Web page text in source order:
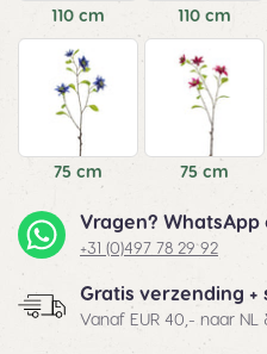
110 cm 110 cm
75 cm 75 cm
Vragen? WhatsApp
+31 (0)497 78 29 92
Gratis verzending +
Vanaf EUR 40,- naar NL